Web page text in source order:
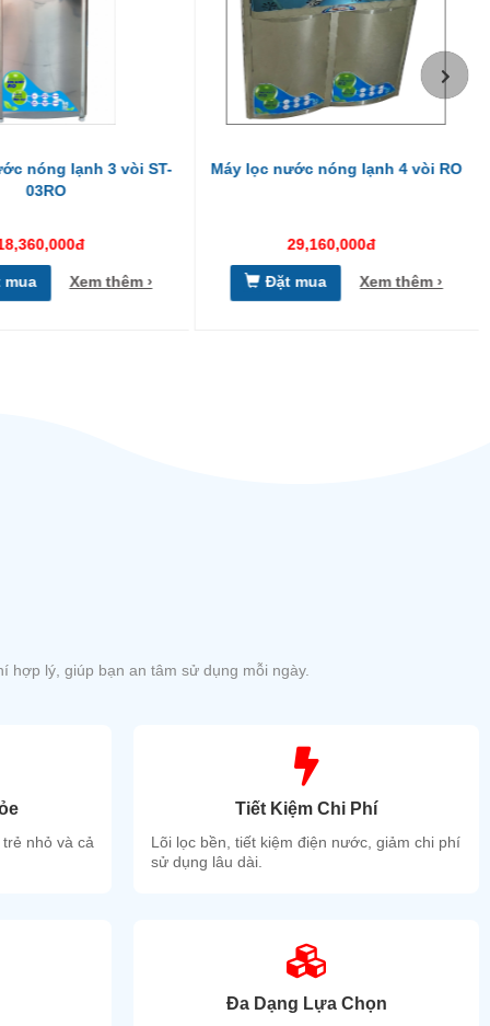
hột xoài, nhìn thẩm mỹ và có độ dốc thoát nước rất tốt,
nóng lạnh 3 vòi ST-
03RO
mua Xem thêm ›
Máy lọc nước nóng lạnh 4 vòi RO
29,160,000đ
Đặt mua Xem thêm ›
hợp lý, giúp bạn an tâm sử dụng mỗi ngày.
nhỏ và cả
Tiết Kiệm Chi Phí
Lõi lọc bền, tiết kiệm điện nước, giảm chi phí
sử dụng lâu dài.
Đa Dạng Lựa Chọn